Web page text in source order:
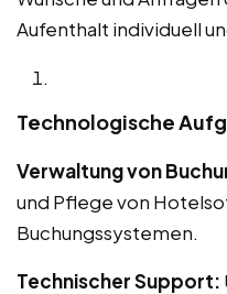
Aufenthalt individuell
Technologische
Verwaltung von
und Pflege von
Buchungssystemen.
Technischer Support: